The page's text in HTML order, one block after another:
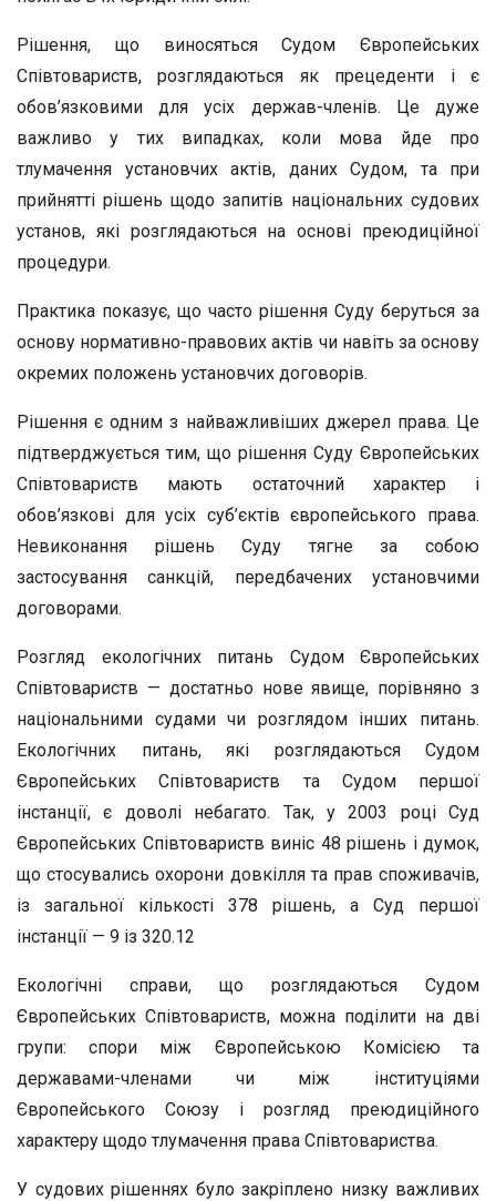
Рішення, що виносяться Судом Європейських
Співтовариств, розглядаються як прецеденти і є
обов’язковими для усіх держав-членів. Це дуже
важливо у тих випадках, коли мова йде про
тлумачення установчих актів, даних Судом, та при
прийнятті рішень щодо запитів національних судових
установ, які розглядаються на основі преюдиційної
процедури.
Практика показує, що часто рішення Суду беруться за
основу нормативно-правових актів чи навіть за основу
окремих положень установчих договорів.
Рішення є одним з найважливіших джерел права. Це
підтверджу­ється тим, що рішення Суду Європейських
Співтовариств мають остаточний характер і
обов’язкові для усіх суб’єктів європейського права.
Невиконання рішень Суду тягне за собою
застосування санкцій, передбачених установчими
договорами.
Розгляд екологічних питань Судом Європейських
Співтовариств — достатньо нове явище, порівняно з
національними судами чи розглядом інших питань.
Екологічних питань, які розглядаються Судом
Європейських Співтовариств та Судом першої
інстанції, є доволі небагато. Так, у 2003 році Суд
Європейських Співтовариств виніс 48 рішень і думок,
що стосувались охорони довкілля та прав споживачів,
із загальної кількості 378 рішень, а Суд першої
інстанції — 9 із 320.12
Екологічні справи, що розглядаються Судом
Європейських Спів­товариств, можна поділити на дві
групи: спори між Європейською Комісією та
державами-членами чи між інституціями
Європейського Союзу і розгляд преюдиційного
характеру щодо тлумачення права Співтовариства.
У судових рішеннях було закріплено низку важливих